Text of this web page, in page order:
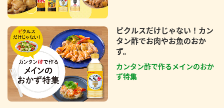
ピクルスだけじゃない！カン
タン酢でお肉やお魚のおか
ず。
カンタン酢で作るメインのおか
ず特集